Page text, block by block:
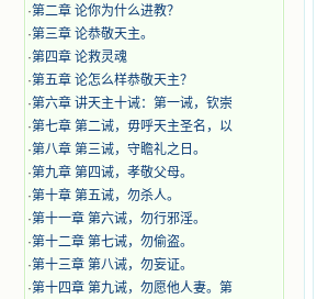
·第二章 论你为什么进教？
·第三章 论恭敬天主。
·第四章 论救灵魂
·第五章 论怎么样恭敬天主？
·第六章 讲天主十诫：第一诫，钦崇
·第七章 第二诫，毋呼天主圣名，以
·第八章 第三诫，守瞻礼之日。
·第九章 第四诫，孝敬父母。
·第十章 第五诫，勿杀人。
·第十一章 第六诫，勿行邪淫。
·第十二章 第七诫，勿偷盗。
·第十三章 第八诫，勿妄证。
·第十四章 第九诫，勿愿他人妻。第